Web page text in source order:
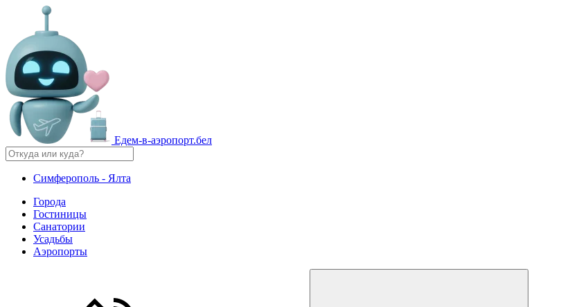
Едем-в-аэропорт.бел
Симферополь - Ялта
Города
Гостиницы
Санатории
Усадьбы
Аэропорты